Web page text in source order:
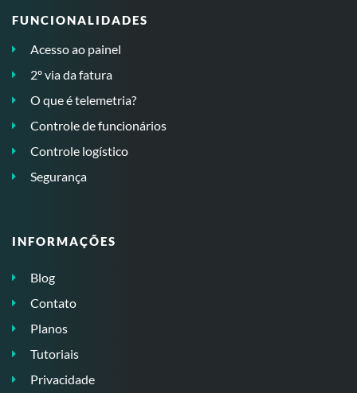
FUNCIONALIDADES
Acesso ao painel
2º via da fatura
O que é telemetria?
Controle de funcionários
Controle logístico
Segurança
INFORMAÇÕES
Blog
Contato
Planos
Tutoriais
Privacidade